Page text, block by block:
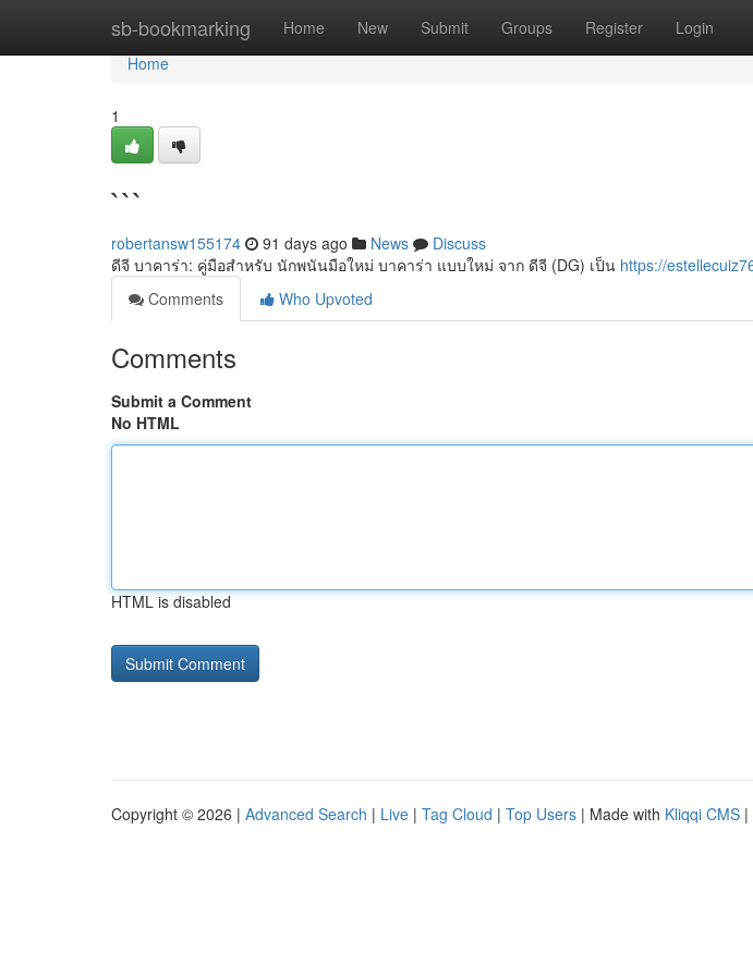
sb-bookmarking Home New Submit Groups Register Login
Home
Home
1
```
robertansw155174 91 days ago News
Discuss
ดีจี บาคาร่า: คู่มือสำหรับ นักพนันมือใหม่ บาคาร่า แบบใหม่ จาก ดีจี (DG) เป็น https://
Comments
Who Upvoted
Comments
Submit a Comment
No HTML
HTML is disabled
Copyright © 2026 | Advanced Search | Live | Tag Cloud | Top Users | Made with Kliqqi CMS |